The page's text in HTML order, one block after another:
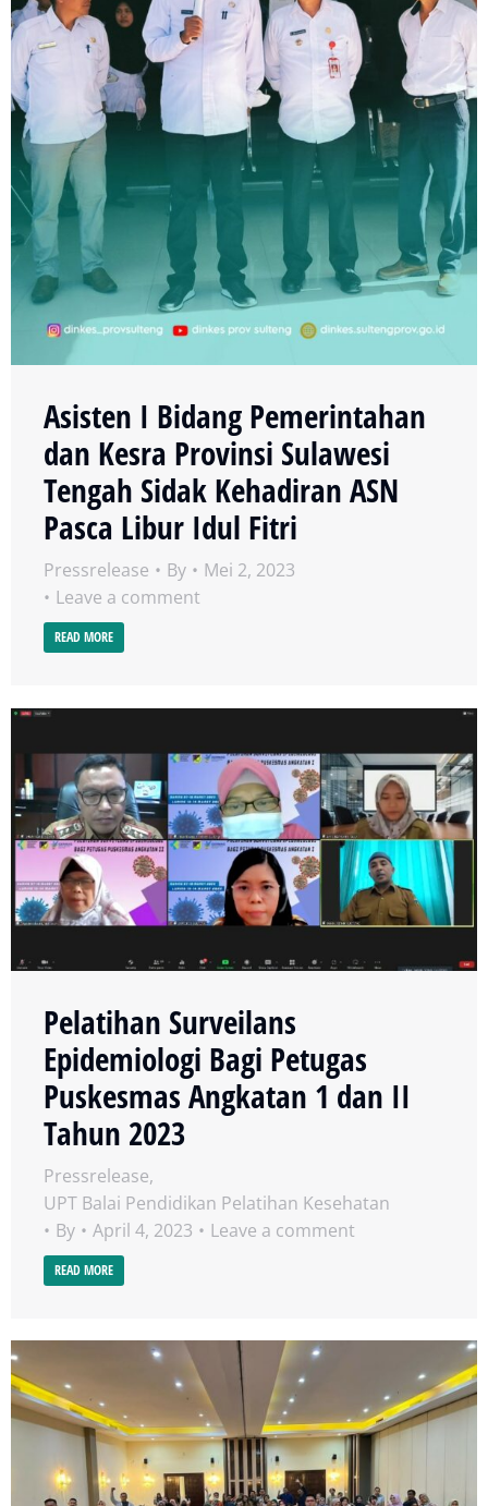
Asisten I Bidang Pemerintahan
dan Kesra Provinsi Sulawesi
Tengah Sidak Kehadiran ASN
Pasca Libur Idul Fitri
Pressrelease By
Mei 2, 2023
Leave a comment
READ MORE
Pelatihan Surveilans
Epidemiologi Bagi Petugas
Puskesmas Angkatan 1 dan II
Tahun 2023
Pressrelease,
UPT Balai Pendidikan Pelatihan Kesehatan
By
April 4, 2023 Leave a comment
READ MORE